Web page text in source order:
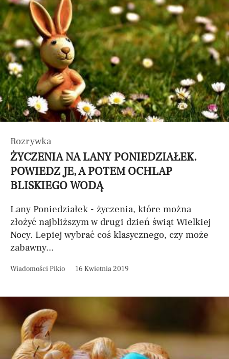
Rozrywka
ŻYCZENIA NA LANY PONIEDZIAŁEK.
POWIEDZ JE, A POTEM OCHLAP
BLISKIEGO WODĄ
Lany Poniedziałek - życzenia, które można
złożyć najbliższym w drugi dzień świąt Wielkiej
Nocy. Lepiej wybrać coś klasycznego, czy może
zabawny...
Wiadomości Pikio 16 Kwietnia 2019